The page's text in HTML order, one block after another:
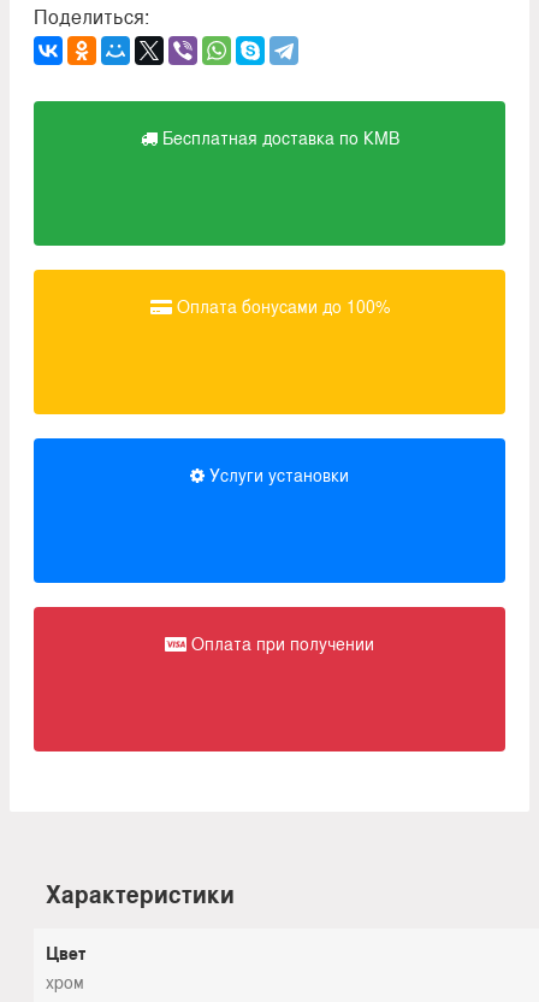
Поделиться:
Бесплатная доставка по КМВ
Оплата бонусами до 100%
Услуги установки
Оплата при получении
Характеристики
Цвет
хром